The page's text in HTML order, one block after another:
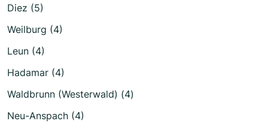
Diez (5)
Weilburg (4)
Leun (4)
Hadamar (4)
Waldbrunn (Westerwald) (4)
Neu-Anspach (4)